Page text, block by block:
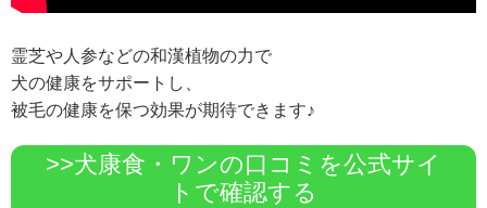
霊芝や人参などの和漢植物の力で
犬の健康をサポートし、
被毛の健康を保つ効果が期待できます♪
>>犬康食・ワンの口コミを公式サイ
トで確認する